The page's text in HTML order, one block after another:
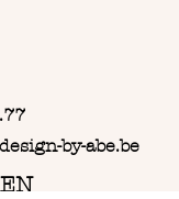
by-abe.be